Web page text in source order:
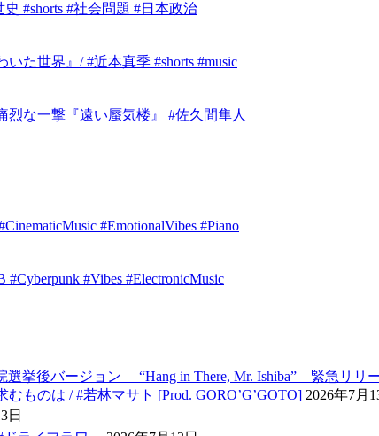
#shorts #社会問題 #日本政治
た世界』/ #近本真季 #shorts #music
烈な一撃『遠い蜃気楼』 #佐久間隼人
#EmotionalVibes #Piano
#Vibes #ElectronicMusic
選挙後バージョン “Hang in There, Mr. Ishiba” 緊急リリ
ものは / #若林マサト [Prod. GORO’G’GOTO] 2026年7月
日